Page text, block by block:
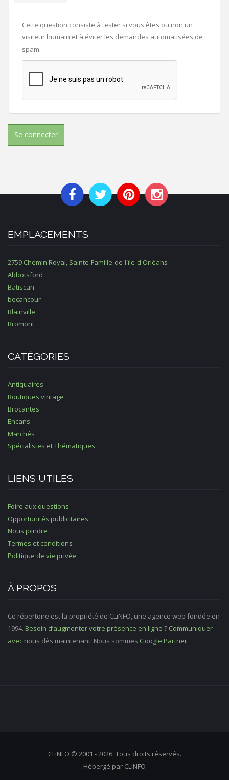
Cette question consiste à tester si vous êtes ou non un
visiteur humain et à éviter les demandes automatisées de
spam.
Se connecter
EMPLACEMENTS
2759 Chemin Royal, Sainte-Famille-de-l'île-d'Orléans
Abbotsford
Batiscan
becancour
Blainville
Bromont
CATÉGORIES
Antiquaires
Boutiques vintage
Brocantes
Encans
Marchés
Spécialistes et Thématiques
LIENS UTILES
Foire aux questions
Opportunités publicitaires
Nous joindre
Termes et conditions
Politique de vie privée
À PROPOS
Ce répertoire est la propriété de CLiNFO, une agence web fondée en
1994. Besoin d’augmenter votre présence en ligne ? Communiquer
avec nous dès maintenant. Nous sommes Google Partner.
CLiNFO © 2001 - 2026. Tous droits réservés.
Hébergé par CLiNFO